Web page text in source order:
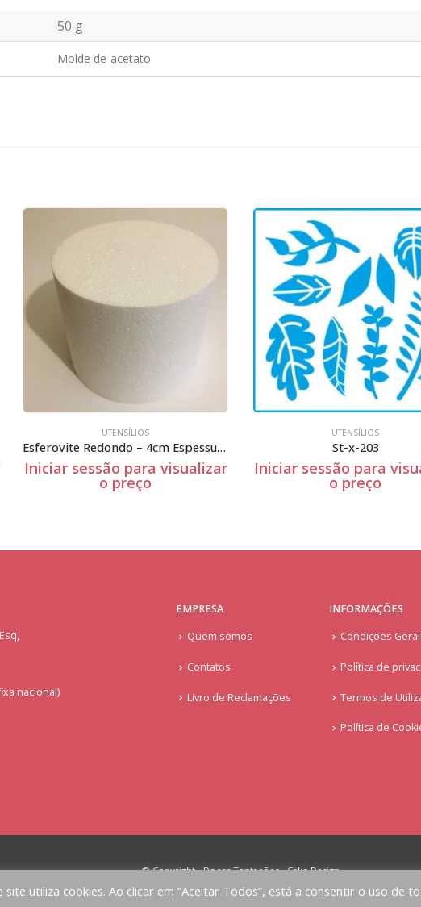
50 g
Molde de acetato
UTENSÍLIOS
St-x-203
Iniciar sessão para visualizar
o preço
UTENSÍLIOS
Iniciar sessão para
o preço
nacional)
EMPRESA
Quem somos
Contatos
Livro de Reclamações
INFORMAÇÕES
Condições
Política de
Termos de
Política de
© Copyright - Doces Tentações - Cake Design
Implementado porAlbergueDigital.com
utiliza cookies. Ao clicar em “Aceitar Todos”, está a consentir o uso de